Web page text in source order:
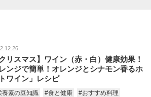
クリスマス】ワイン（赤・白）健康効果！
レンジで簡単！オレンジとシナモン香るホ
ワイン」レシピ
養素の豆知識 #食と健康
#おすすめ料理